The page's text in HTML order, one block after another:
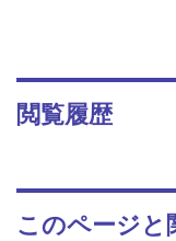
閲覧履歴
このページと